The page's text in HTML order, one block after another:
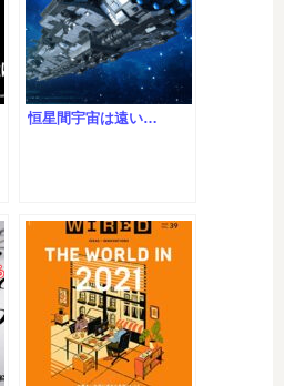
恒星間宇宙は遠い…